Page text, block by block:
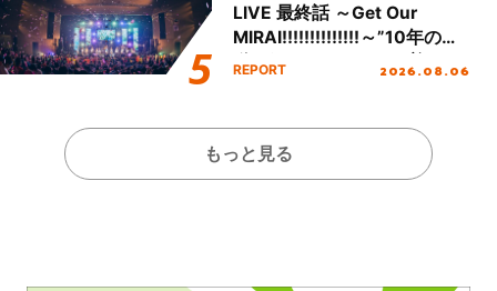
LIVE 最終話 ～Get Our
MIRAI!!!!!!!!!!!!!!～”10年の活
動を経てファイナルを迎える
REPORT 2026.08.06
もっと見る